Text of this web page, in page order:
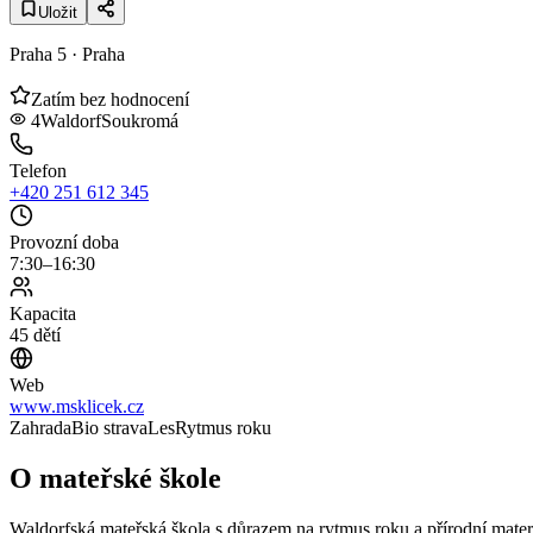
Uložit
Praha 5 · Praha
Zatím bez hodnocení
4WaldorfSoukromá
Telefon
+420 251 612 345
Provozní doba
7:30–16:30
Kapacita
45 dětí
Web
www.msklicek.cz
ZahradaBio stravaLesRytmus roku
O mateřské škole
Waldorfská mateřská škola s důrazem na rytmus roku a přírodní